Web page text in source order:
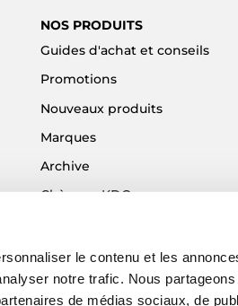
le contenu et les
notre trafic. Nous
de médias sociaux, de
NOS PRODUITS
Guides d'achat et conseils
Promotions
Nouveaux produits
Marques
Archive
Chèques KDO